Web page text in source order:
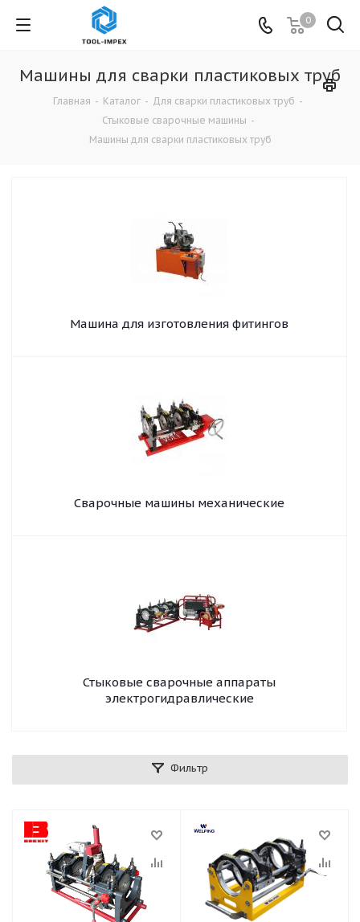
0
Машины для сварки пластиковых труб
Главная - Каталог - Для сварки пластиковых труб -
Стыковые сварочные машины -
Машины для сварки пластиковых труб
Машина для изготовления фитингов
Сварочные машины механические
Стыковые сварочные аппараты
электрогидравлические
Фильтр